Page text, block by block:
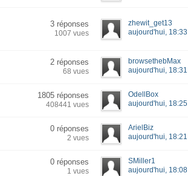
3 réponses
1007 vues
zhewit_get13
aujourd'hui, 18:33
2 réponses
68 vues
browsethebMax
aujourd'hui, 18:31
1805 réponses
408441 vues
OdellBox
aujourd'hui, 18:25
0 réponses
2 vues
ArielBiz
aujourd'hui, 18:21
0 réponses
1 vues
SMiller1
aujourd'hui, 18:08